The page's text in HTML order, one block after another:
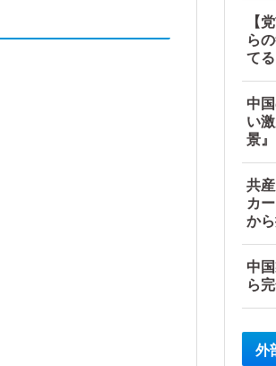
【
ら
て
中
い
景』
共
カ
か
中
ら
外